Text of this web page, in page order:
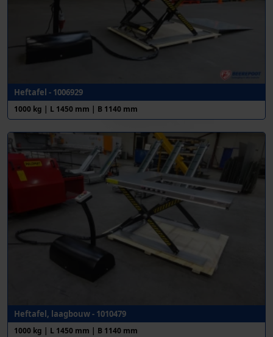
Heftafel - 1006929
1000 kg | L 1450 mm | B 1140 mm
Heftafel, laagbouw - 1010479
1000 kg | L 1450 mm | B 1140 mm